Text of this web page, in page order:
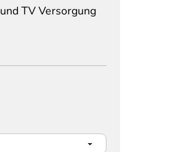
TV Versorgung